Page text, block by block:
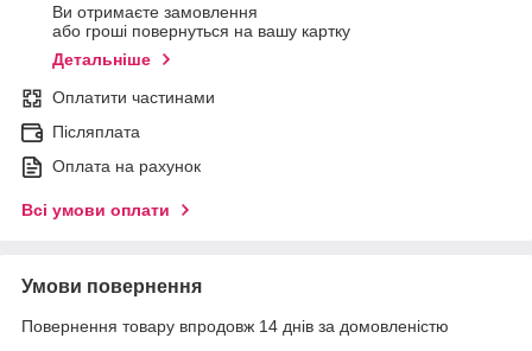
Ви отримаєте замовлення
або гроші повернуться на вашу картку
Детальніше
Оплатити частинами
Післяплата
Оплата на рахунок
Всі умови оплати
Умови повернення
Повернення товару впродовж 14 днів за домовленістю